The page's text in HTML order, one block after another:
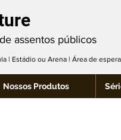
assentos públicos
| Estádio ou Arena | Área de
Nossos Produtos